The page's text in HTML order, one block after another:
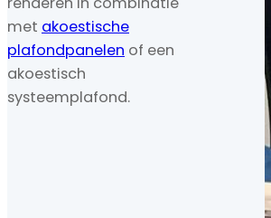
met akoestische
plafondpanelen of een
akoestisch
systeemplafond.